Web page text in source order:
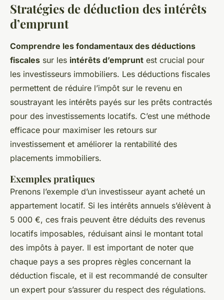
Maximisez vos économies :
Stratégies astucieuses pour
déduire les intérêts d"emprunt
sur vos investissements
locatifs
Luna•22 mars 2025•5 min de lecture
Stratégies de déduction des intérêts
d’emprunt
Comprendre les fondamentaux des déductions
fiscales sur les intérêts d’emprunt est crucial pour
les investisseurs immobiliers. Les déductions fiscales
permettent de réduire l’impôt sur le revenu en
soustrayant les intérêts payés sur les prêts contractés
pour des investissements locatifs. C’est une méthode
efficace pour maximiser les retours sur
investissement et améliorer la rentabilité des
placements immobiliers.
Exemples pratiques
Prenons l’exemple d’un investisseur ayant acheté un
appartement locatif. Si les intérêts annuels s’élèvent à
5 000 €, ces frais peuvent être déduits des revenus
locatifs imposables, réduisant ainsi le montant total
des impôts à payer. Il est important de noter que
chaque pays a ses propres règles concernant la
déduction fiscale, et il est recommandé de consulter
un expert pour s’assurer du respect des régulations.